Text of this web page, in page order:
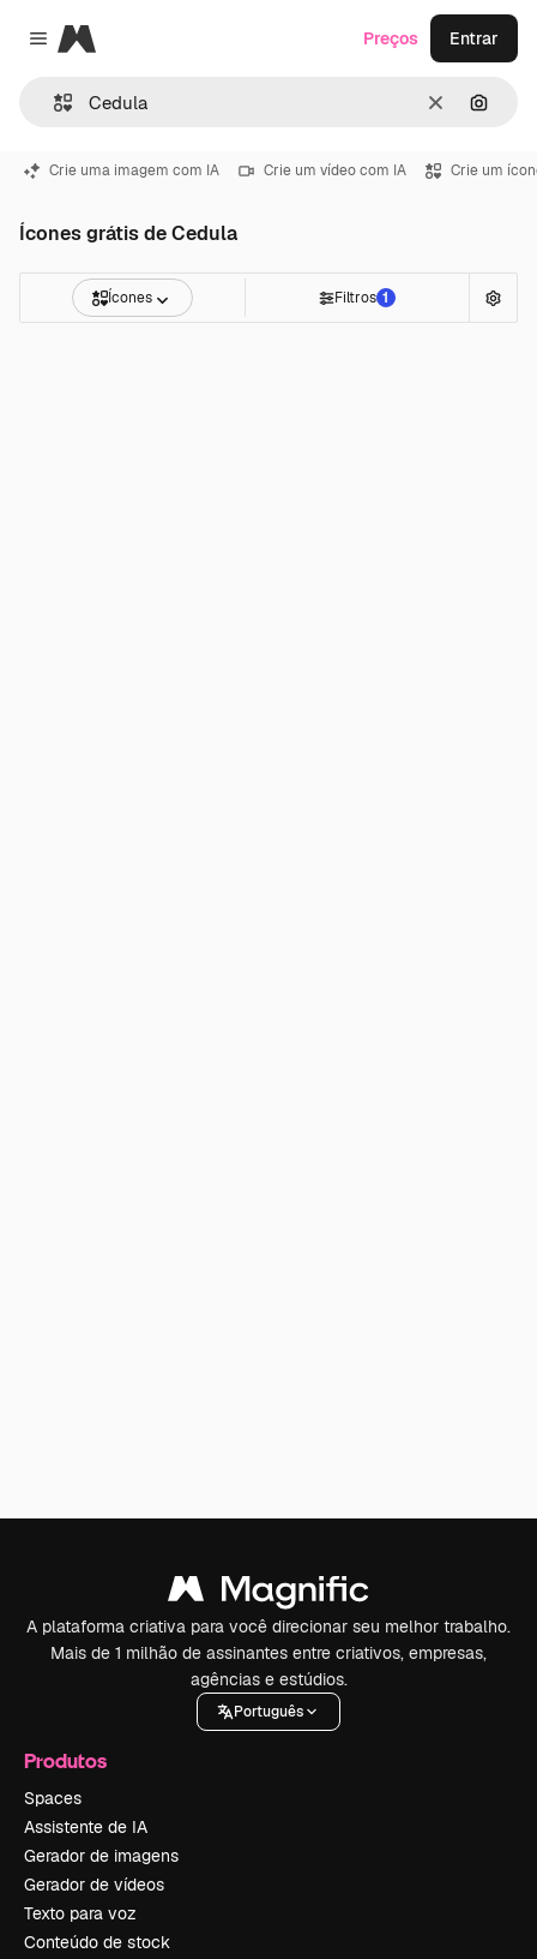
Close menu
Magnific
Limpar
Preços Entrar
Crie uma imagem com IA Crie um vídeo com IA Crie um
Ícones grátis de Cedula
Ícones Filtros 1
A plataforma criativa para você direcionar seu melhor trabalho.
Mais de 1 milhão de assinantes entre criativos, empresas,
agências e estúdios.
Português
Produtos
Spaces
Assistente de IA
Gerador de imagens
Gerador de vídeos
Texto para voz
Conteúdo de stock